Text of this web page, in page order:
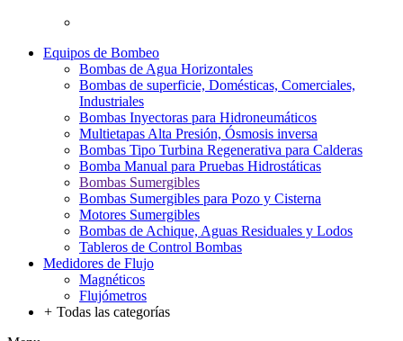
Equipos de Bombeo
Bombas de Agua Horizontales
Bombas de superficie, Domésticas, Comerciales,
Industriales
Bombas Inyectoras para Hidroneumáticos
Multietapas Alta Presión, Ósmosis inversa
Bombas Tipo Turbina Regenerativa para Calderas
Bomba Manual para Pruebas Hidrostáticas
Bombas Sumergibles
Bombas Sumergibles para Pozo y Cisterna
Motores Sumergibles
Bombas de Achique, Aguas Residuales y Lodos
Tableros de Control Bombas
Medidores de Flujo
Magnéticos
Flujómetros
+ Todas las categorías